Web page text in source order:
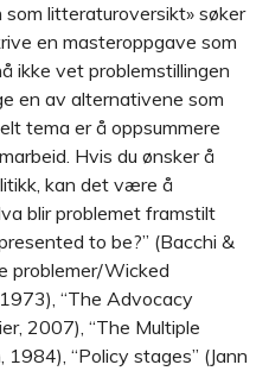
litteraturoversikt» søker
en masteroppgave som
ikke vet problemstillingen
en av alternativene som
tema er å oppsummere
Hvis du ønsker å
kan det være å
blir problemet framstilt
to be?” (Bacchi &
problemer/Wicked
“The Advocacy
2007), “The Multiple
“Policy stages” (Jann